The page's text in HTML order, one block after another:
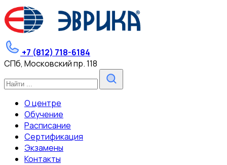
+7 (812) 718-6184
СПб, Московский пр. 118
О центре
Обучение
Расписание
Сертификация
Экзамены
Контакты